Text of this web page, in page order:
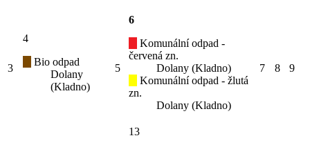
3
4
Bio odpad
Dolany
(Kladno)
5
6
Komunální odpad -
červená zn.
Dolany (Kladno)
Komunální odpad - žlutá
zn.
Dolany (Kladno)
7 8 9
13